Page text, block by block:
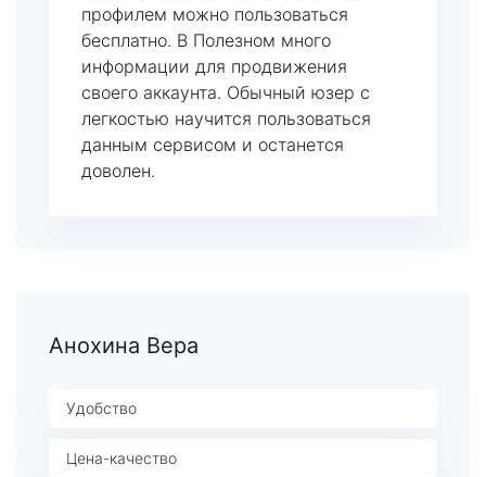
профилем можно пользоваться
бесплатно. В Полезном много
информации для продвижения
своего аккаунта. Обычный юзер с
легкостью научится пользоваться
данным сервисом и останется
доволен.
Анохина Вера
Удобство
Цена-качество